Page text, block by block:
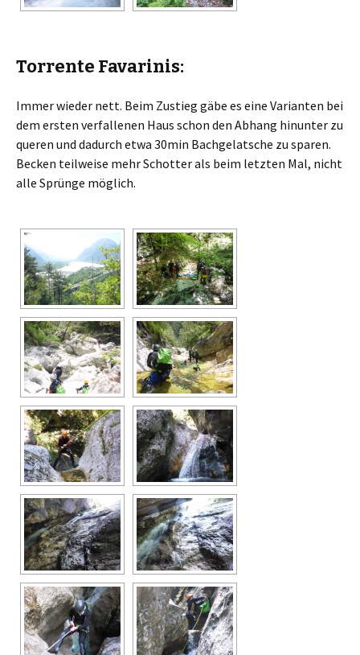
Torrente Favarinis:
Immer wieder nett. Beim Zustieg gäbe es eine Varianten bei
dem ersten verfallenen Haus schon den Abhang hinunter zu
queren und dadurch etwa 30min Bachgelatsche zu sparen.
Becken teilweise mehr Schotter als beim letzten Mal, nicht
alle Sprünge möglich.